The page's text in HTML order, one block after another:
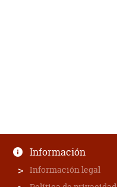
Información
Información legal